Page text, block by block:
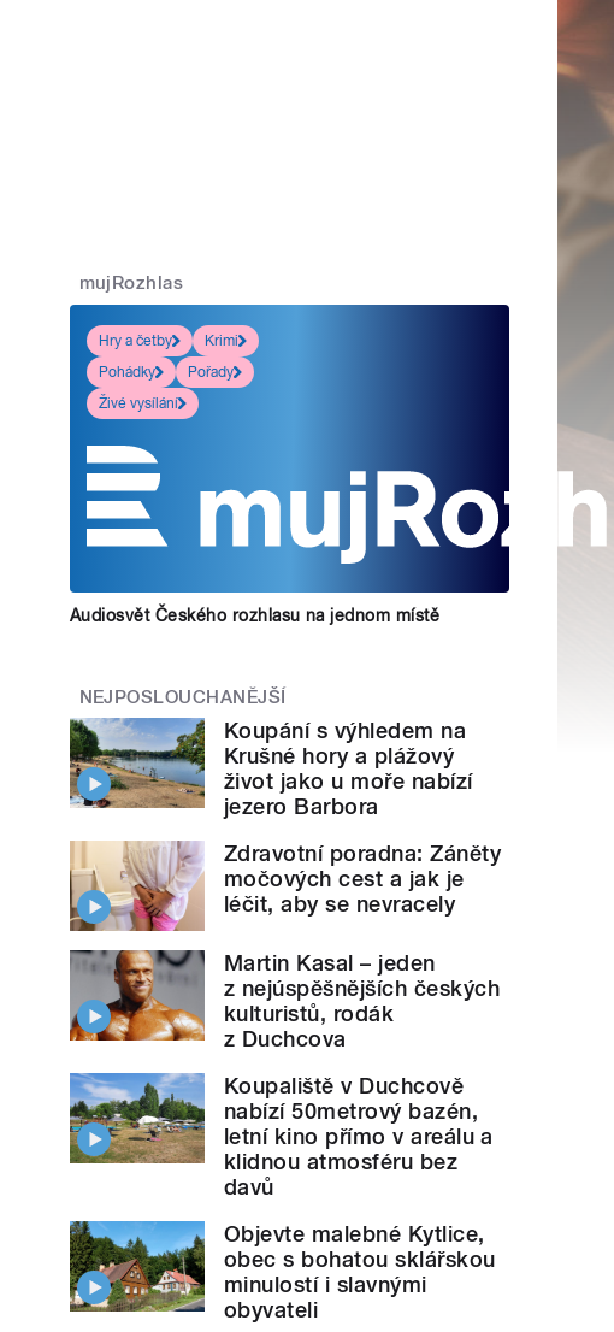
mujRozhlas
Hry a četby
Krimi
Pohádky
Pořady
Živé vysílání
Audiosvět Českého rozhlasu na jednom místě
NEJPOSLOUCHANĚJŠÍ
Koupání s výhledem na
Krušné hory a plážový
život jako u moře nabízí
jezero Barbora
Zdravotní poradna: Záněty
močových cest a jak je
léčit, aby se nevracely
Martin Kasal – jeden
z nejúspěšnějších českých
kulturistů, rodák
z Duchcova
Koupaliště v Duchcově
nabízí 50metrový bazén,
letní kino přímo v areálu a
klidnou atmosféru bez
davů
Objevte malebné Kytlice,
obec s bohatou sklářskou
minulostí i slavnými
obyvateli